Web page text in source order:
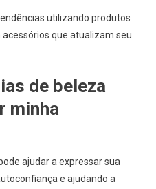
utilizando produtos
que atualizam seu
de beleza
minha
ajudar a expressar sua
e ajudando a